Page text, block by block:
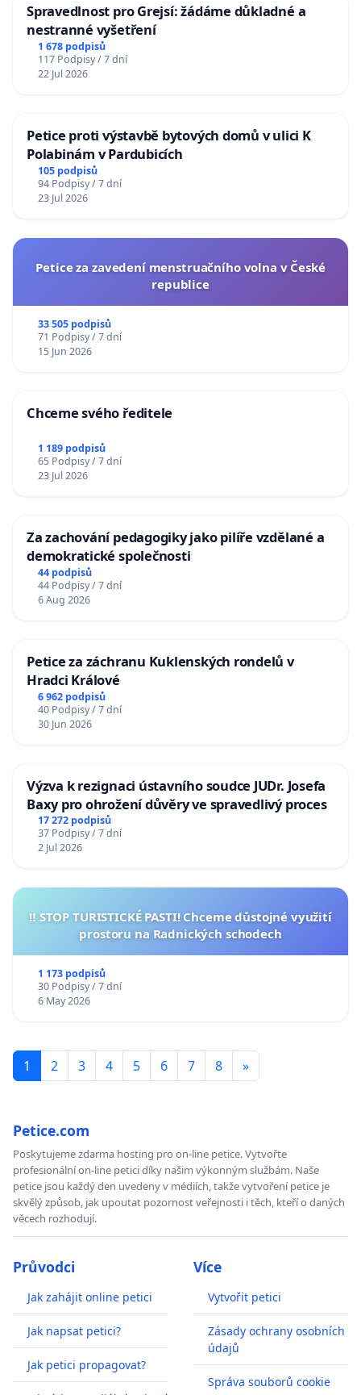
Spravedlnost pro Grejsí: žádáme důkladné a
nestranné vyšetření
1 678 podpisů
117 Podpisy / 7 dní
22 Jul 2026
Petice proti výstavbě bytových domů v ulici K
Polabinám v Pardubicích
105 podpisů
94 Podpisy / 7 dní
23 Jul 2026
Petice za zavedení menstruačního volna v České
republice
33 505 podpisů
71 Podpisy / 7 dní
15 Jun 2026
Chceme svého ředitele
1 189 podpisů
65 Podpisy / 7 dní
23 Jul 2026
Za zachování pedagogiky jako pilíře vzdělané a
demokratické společnosti
44 podpisů
44 Podpisy / 7 dní
6 Aug 2026
Petice za záchranu Kuklenských rondelů v
Hradci Králové
6 962 podpisů
40 Podpisy / 7 dní
30 Jun 2026
Výzva k rezignaci ústavního soudce JUDr. Josefa
Baxy pro ohrožení důvěry ve spravedlivý proces
17 272 podpisů
37 Podpisy / 7 dní
2 Jul 2026
‼️ STOP TURISTICKÉ PASTI! Chceme důstojné využití
prostoru na Radnických schodech
1 173 podpisů
30 Podpisy / 7 dní
6 May 2026
1 2 3 4 5 6 7 8 »
Petice.com
Poskytujeme zdarma hosting pro on-line petice. Vytvořte
profesionální on-line petici díky našim výkonným službám. Naše
petice jsou každý den uvedeny v médiích, takže vytvoření petice je
skvělý způsob, jak upoutat pozornost veřejnosti i těch, kteří o daných
věcech rozhodují.
Průvodci
Jak zahájit online petici
Jak napsat petici?
Jak petici propagovat?
Více
Vytvořit petici
Zásady ochrany osobních
údajů
Správa souborů cookie